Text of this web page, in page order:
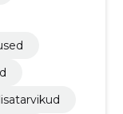
lisatarvikud